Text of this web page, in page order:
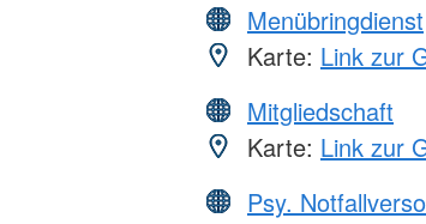
Menübringdienst
Karte: Link zur
Mitgliedschaft
Karte: Link zur
Psy.